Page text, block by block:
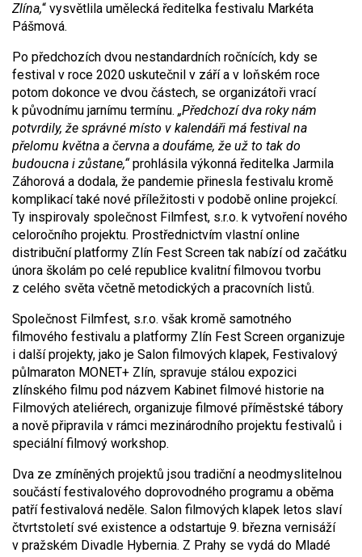
Zlína,“ vysvětlila umělecká ředitelka festivalu Markéta
Pášmová.
Po předchozích dvou nestandardních ročnících, kdy se
festival v roce 2020 uskutečnil v září a v loňském roce
potom dokonce ve dvou částech, se organizátoři vrací
k původnímu jarnímu termínu. „Předchozí dva roky nám
potvrdily, že správné místo v kalendáři má festival na
přelomu května a června a doufáme, že už to tak do
budoucna i zůstane,“prohlásila výkonná ředitelka Jarmila
Záhorová a dodala, že pandemie přinesla festivalu kromě
komplikací také nové příležitosti v podobě online projekcí.
Ty inspirovaly společnost Filmfest, s.r.o. k vytvoření nového
celoročního projektu. Prostřednictvím vlastní online
distribuční platformy Zlín Fest Screen tak nabízí od začátku
února školám po celé republice kvalitní filmovou tvorbu
z celého světa včetně metodických a pracovních listů.
Společnost Filmfest, s.r.o. však kromě samotného
filmového festivalu a platformy Zlín Fest Screen organizuje
i další projekty, jako je Salon filmových klapek, Festivalový
půlmaraton MONET+ Zlín, spravuje stálou expozici
zlínského filmu pod názvem Kabinet filmové historie na
Filmových ateliérech, organizuje filmové příměstské tábory
a nově připravila v rámci mezinárodního projektu festivalů i
speciální filmový workshop.
Dva ze zmíněných projektů jsou tradiční a neodmyslitelnou
součástí festivalového doprovodného programu a oběma
patří festivalová neděle. Salon filmových klapek letos slaví
čtvrtstoletí své existence a odstartuje 9. března vernisáží
v pražském Divadle Hybernia. Z Prahy se vydá do Mladé